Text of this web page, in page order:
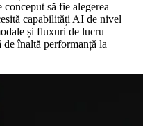
să fie alegerea
capabilități AI de nivel
și fluxuri de lucru
înaltă performanță la